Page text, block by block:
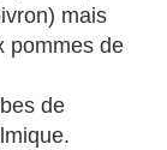
mais
pommes de
de